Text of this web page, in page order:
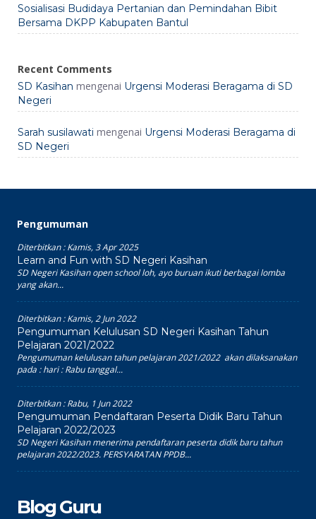
Sosialisasi Budidaya Pertanian dan Pemindahan Bibit
Bersama DKPP Kabupaten Bantul
Recent Comments
SD Kasihan mengenai Urgensi Moderasi Beragama di SD
Negeri
Sarah susilawati mengenai Urgensi Moderasi Beragama di
SD Negeri
Pengumuman
Diterbitkan :Kamis, 3 Apr 2025
Learn and Fun with SD Negeri Kasihan
SD Negeri Kasihan open school loh, ayo buruan ikuti berbagai lomba
yang akan...
Diterbitkan :Kamis, 2 Jun 2022
Pengumuman Kelulusan SD Negeri Kasihan Tahun
Pelajaran 2021/2022
Pengumuman kelulusan tahun pelajaran 2021/2022 akan dilaksanakan
pada : hari : Rabu tanggal...
Diterbitkan :Rabu, 1 Jun 2022
Pengumuman Pendaftaran Peserta Didik Baru Tahun
Pelajaran 2022/2023
SD Negeri Kasihan menerima pendaftaran peserta didik baru tahun
pelajaran 2022/2023. PERSYARATAN PPDB...
Blog Guru